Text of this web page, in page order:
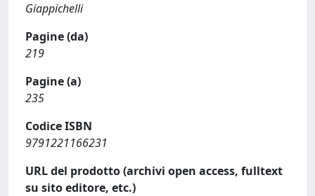
Giappichelli
Pagine (da)
219
Pagine (a)
235
Codice ISBN
9791221166231
URL del prodotto (archivi open access, fulltext
su sito editore, etc.)